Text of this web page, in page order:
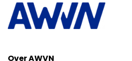
Over AWVN